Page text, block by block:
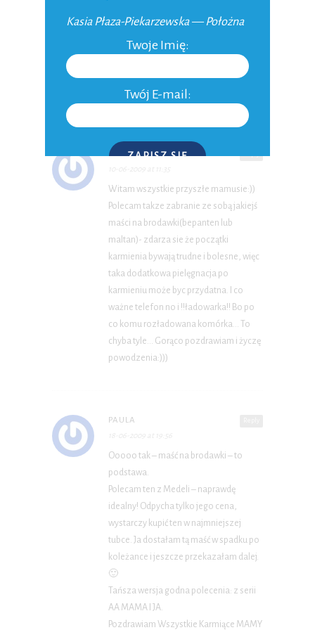
glicerynowe, hmmm co tu
jeszcze..wkładki laktacyjne i laktator…
narazie to mi do głowy przychodzi, jak
jeszcze.
DIANA
10-06-2009 at 11:35
Witam wszystkie przyszłe mamusie:))
Polecam takze zabranie ze sobą jakiejś
maści na brodawki(bepanten lub
maltan)- zdarza sie że początki
karmienia bywają trudne i bolesne, więc
taka dodatkowa pielęgnacja po
karmieniu może byc przydatna. I co
ważne telefon no i !!ładowarka!! Bo po
co komu rozładowana komórka… To
chyba tyle… Gorąco pozdrawiam i życzę
powodzenia:)))
PAULA
18-06-2009 at 19:56
Ooooo tak – maść na brodawki – to
podstawa.
Polecam ten z Medeli – naprawdę
idealny! Odpycha tylko jego cena,
wystarczy kupić ten w najmniejszej
tubce. Ja dostałam tą maść w spadku po
koleżance i jeszcze przekazałam dalej.
🙂
Tańsza wersja godna polecenia: z serii
AA MAMA I JA.
Pozdrawiam Wszystkie Karmiące MAMY
Kasia Płaza-Piekarzewska — Położna
Twoje Imię:
Twój E-mail:
ZAPISZ SIĘ
P.S. W każdej chwili możesz wypisać się z kursu.